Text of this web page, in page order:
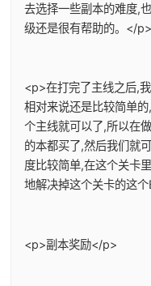
去选择一些副本的难度,
级还是很有帮助的。</p>
<p>在打完了主线之后,
相对来说还是比较简单
个主线就可以了,所以在
的本都买了,然后我们就
度比较简单,在这个关卡
地解决掉这个关卡的这个
<p>副本奖励</p>